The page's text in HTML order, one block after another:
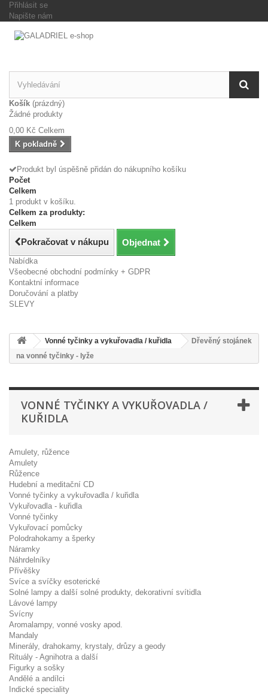
Přihlásit se
Napište nám
Košík (prázdný)
Žádné produkty
0,00 Kč Celkem
K pokladně
Produkt byl úspěšně přidán do nákupního košíku
Počet
Celkem
1 produkt v košíku.
Celkem za produkty:
Celkem
Pokračovat v nákupu Objednat
Nabídka
Všeobecné obchodní podmínky + GDPR
Kontaktní informace
Doručování a platby
SLEVY
Vonné tyčinky a vykuřovadla / kuřidla
Dřevěný stojánek
na vonné tyčinky - lyže
VONNÉ TYČINKY A VYKUŘOVADLA /
KUŘIDLA
Amulety, růžence
Amulety
Růžence
Hudební a meditační CD
Vonné tyčinky a vykuřovadla / kuřidla
Vykuřovadla - kuřidla
Vonné tyčinky
Vykuřovací pomůcky
Polodrahokamy a šperky
Náramky
Náhrdelníky
Přívěšky
Svíce a svíčky esoterické
Solné lampy a další solné produkty, dekorativní svítidla
Lávové lampy
Svícny
Aromalampy, vonné vosky apod.
Mandaly
Minerály, drahokamy, krystaly, drůzy a geody
Rituály - Agnihotra a další
Figurky a sošky
Andělé a andílci
Indické speciality